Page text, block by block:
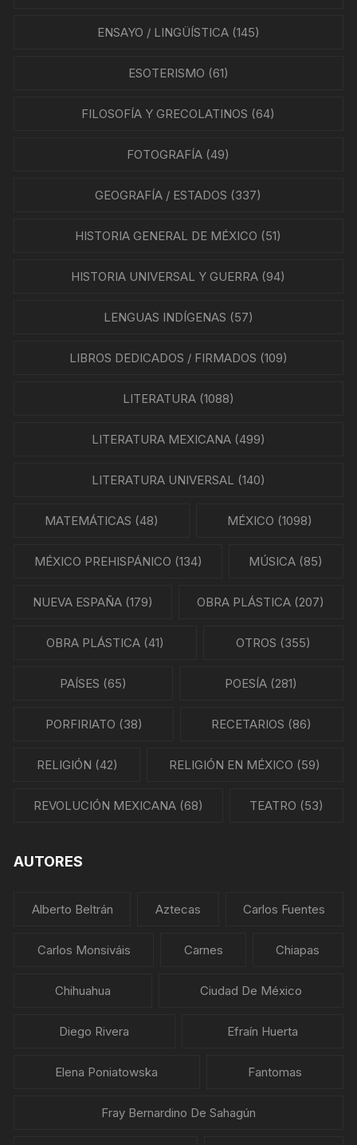
ENSAYO / LINGÜÍSTICA(145)
ESOTERISMO (61)
FILOSOFÍA Y GRECOLATINOS (64)
FOTOGRAFÍA (49)
GEOGRAFÍA / ESTADOS (337)
HISTORIA GENERAL DE MÉXICO (51)
HISTORIA UNIVERSAL Y GUERRA (94)
LENGUAS INDÍGENAS (57)
LIBROS DEDICADOS / FIRMADOS (109)
LITERATURA(1088)
LITERATURA MEXICANA(499)
LITERATURA UNIVERSAL (140)
MATEMÁTICAS (48) MÉXICO (1098)
MÉXICO PREHISPÁNICO (134) MÚSICA (85)
NUEVA ESPAÑA(179) OBRA PLÁSTICA (207)
OBRA PLÁSTICA (41) OTROS (355)
PAÍSES (65) POESÍA (281)
PORFIRIATO (38) RECETARIOS (86)
RELIGIÓN (42) RELIGIÓN EN MÉXICO (59)
REVOLUCIÓN MEXICANA (68) TEATRO (53)
AUTORES
Alberto Beltrán Aztecas Carlos Fuentes
Carlos Monsiváis Carnes Chiapas
Chihuahua Ciudad De México
Diego Rivera Efraín Huerta
Elena Poniatowska Fantomas
Fray Bernardino De Sahagún